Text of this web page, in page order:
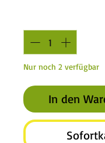
Nur noch 2 verfügbar
In den